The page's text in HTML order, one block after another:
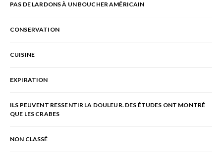
PAS DE LARDONS À UN BOUCHER AMÉRICAIN
CONSERVATION
CUISINE
EXPIRATION
ILS PEUVENT RESSENTIR LA DOULEUR. DES ÉTUDES ONT MONTRÉ
QUE LES CRABES
NON CLASSÉ